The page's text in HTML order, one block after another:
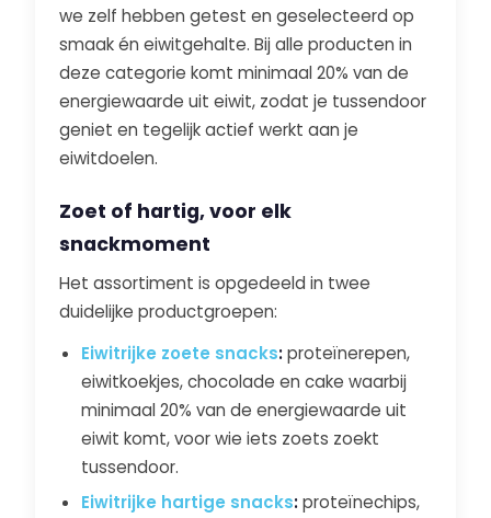
we zelf hebben getest en geselecteerd op
smaak én eiwitgehalte. Bij alle producten in
deze categorie komt minimaal 20% van de
energiewaarde uit eiwit, zodat je tussendoor
geniet en tegelijk actief werkt aan je
eiwitdoelen.
Zoet of hartig, voor elk
snackmoment
Het assortiment is opgedeeld in twee
duidelijke productgroepen:
Eiwitrijke zoete snacks:proteïnerepen,
eiwitkoekjes, chocolade en cake waarbij
minimaal 20% van de energiewaarde uit
eiwit komt, voor wie iets zoets zoekt
tussendoor.
Eiwitrijke hartige snacks:proteïnechips,